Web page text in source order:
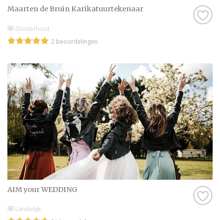
Maarten de Bruin Karikatuurtekenaar
Oosterhout
2 beoordelingen
AIM your WEDDING
Landelijk